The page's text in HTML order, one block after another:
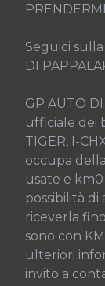
Seguici
DI
GP AUTO
ufficiale dei
TIGER, I-
occupa
usate e
possibilità
riceverla
sono con
ulteriori
invito a